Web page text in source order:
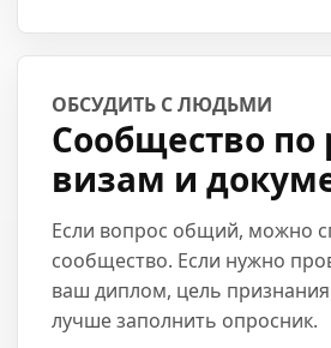
ОБСУДИТЬ С ЛЮДЬМИ
Сообщество по
визам и
Если вопрос общий, можно
сообщество. Если нужно
ваш диплом, цель
лучше заполнить опросник.